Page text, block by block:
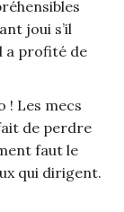
joui s’il
a profité de
! Les mecs
de perdre
faut le
qui dirigent.